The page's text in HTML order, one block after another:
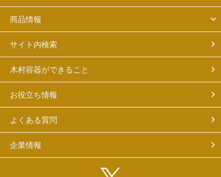
商品情報
サイト内検索
木村容器ができること
お役立ち情報
よくある質問
企業情報